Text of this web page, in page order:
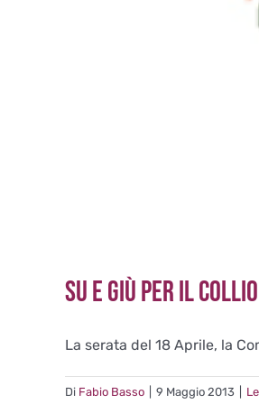
Su e Giù per il Collio
La serata del 18 Aprile, la
Di Fabio Basso 9 Maggio 2013